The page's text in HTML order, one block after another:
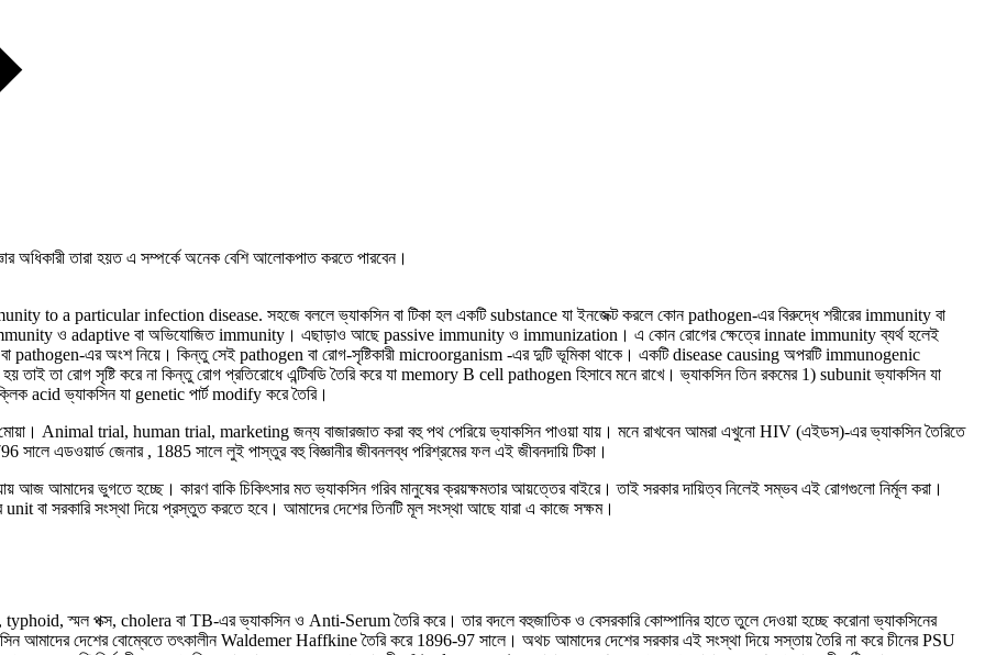
অধিকারী তারা হয়ত এ সম্পর্কে অনেক বেশি আলোকপাত করতে পারবেন।
a particular infection disease. সহজে বললে ভ্যাকসিন বা টিকা হল একটি substance যা ইনজেক্ট করলে কোন pathogen-এর বিরুদ্ধে শরীরের immunity বা
ও adaptive বা অভিযোজিত immunity। এছাড়াও আছে passive immunity ও immunization। এ কোন রোগের ক্ষেত্রে innate immunity ব্যর্থ হলেই
pathogen-এর অংশ নিয়ে। কিন্তু সেই pathogen বা রোগ-সৃষ্টিকারী microorganism -এর দুটি ভূমিকা থাকে। একটি disease causing অপরটি immunogenic
তাই তা রোগ সৃষ্টি করে না কিন্তু রোগ প্রতিরোধে এন্টিবডি তৈরি করে যা memory B cell pathogen হিসাবে মনে রাখে। ভ্যাকসিন তিন রকমের 1) subunit ভ্যাকসিন যা
acid ভ্যাকসিন যা genetic পার্ট modify করে তৈরি।
মোয়া। Animal trial, human trial, marketing জন্য বাজারজাত করা বহু পথ পেরিয়ে ভ্যাকসিন পাওয়া যায়। মনে রাখবেন আমরা এখুনো HIV (এইডস)-এর ভ্যাকসিন তৈরিতে
এডওয়ার্ড জেনার , 1885 সালে লুই পাস্তুর বহু বিজ্ঞানীর জীবনলব্ধ পরিশ্রমের ফল এই জীবনদায়ি টিকা।
আজ আমাদের ভুগতে হচ্ছে। কারণ বাকি চিকিৎসার মত ভ্যাকসিন গরিব মানুষের ক্রয়ক্ষমতার আয়ত্তের বাইরে। তাই সরকার দায়িত্ব নিলেই সম্ভব এই রোগগুলো নির্মূল করা।
বা সরকারি সংস্থা দিয়ে প্রস্তুত করতে হবে। আমাদের দেশের তিনটি মূল সংস্থা আছে যারা এ কাজে সক্ষম।
typhoid, স্মল পক্স, cholera বা TB-এর ভ্যাকসিন ও Anti-Serum তৈরি করে। তার বদলে বহুজাতিক ও বেসরকারি কোম্পানির হাতে তুলে দেওয়া হচ্ছে করোনা ভ্যাকসিনের
আমাদের দেশের বোম্বেতে তৎকালীন Waldemer Haffkine তৈরি করে 1896-97 সালে। অথচ আমাদের দেশের সরকার এই সংস্থা দিয়ে সস্তায় তৈরি না করে চীনের PSU